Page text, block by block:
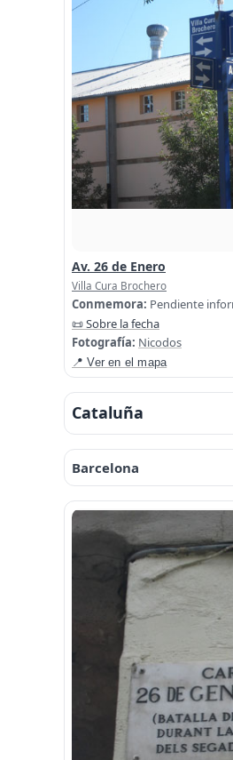
Av. 26 de Enero
Villa Cura Brochero
Conmemora: Pendiente
📜 Sobre la fecha
Fotografía: Nicodos
📍 Ver en el mapa
Cataluña
Barcelona